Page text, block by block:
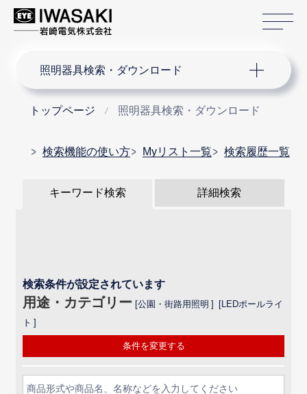
照明器具検索・ダウンロード
トップページ 照明器具検索・ダウンロード
検索機能の使い方 Myリスト一覧 検索履歴一覧
キーワード検索 詳細検索
条件を変更する
検索条件が設定されています
用途・カテゴリー 公園・街路用照明
LEDポールライ
ト